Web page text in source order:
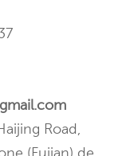
Road,
(Fujian) de